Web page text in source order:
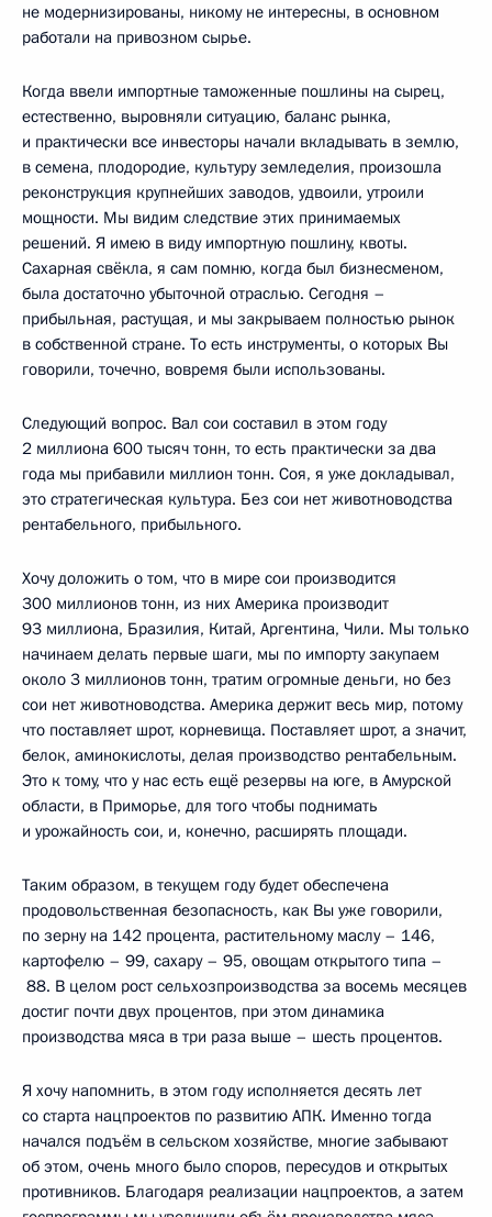
не модернизированы, никому не интересны, в основном
работали на привозном сырье.
Когда ввели импортные таможенные пошлины на сырец,
естественно, выровняли ситуацию, баланс рынка,
и практически все инвесторы начали вкладывать в землю,
в семена, плодородие, культуру земледелия, произошла
реконструкция крупнейших заводов, удвоили, утроили
мощности. Мы видим следствие этих принимаемых
решений. Я имею в виду импортную пошлину, квоты.
Сахарная свёкла, я сам помню, когда был бизнесменом,
была достаточно убыточной отраслью. Сегодня –
прибыльная, растущая, и мы закрываем полностью рынок
в собственной стране. То есть инструменты, о которых Вы
говорили, точечно, вовремя были использованы.
Следующий вопрос. Вал сои составил в этом году
2 миллиона 600 тысяч тонн, то есть практически за два
года мы прибавили миллион тонн. Соя, я уже докладывал,
это стратегическая культура. Без сои нет животноводства
рентабельного, прибыльного.
Хочу доложить о том, что в мире сои производится
300 миллионов тонн, из них Америка производит
93 миллиона, Бразилия, Китай, Аргентина, Чили. Мы только
начинаем делать первые шаги, мы по импорту закупаем
около 3 миллионов тонн, тратим огромные деньги, но без
сои нет животноводства. Америка держит весь мир, потому
что поставляет шрот, корневища. Поставляет шрот, а значит,
белок, аминокислоты, делая производство рентабельным.
Это к тому, что у нас есть ещё резервы на юге, в Амурской
области, в Приморье, для того чтобы поднимать
и урожайность сои, и, конечно, расширять площади.
Таким образом, в текущем году будет обеспечена
продовольственная безопасность, как Вы уже говорили,
по зерну на 142 процента, растительному маслу – 146,
картофелю – 99, сахару – 95, овощам открытого типа –
88. В целом рост сельхозпроизводства за восемь месяцев
достиг почти двух процентов, при этом динамика
производства мяса в три раза выше – шесть процентов.
Я хочу напомнить, в этом году исполняется десять лет
со старта нацпроектов по развитию АПК. Именно тогда
начался подъём в сельском хозяйстве, многие забывают
об этом, очень много было споров, пересудов и открытых
противников. Благодаря реализации нацпроектов, а затем